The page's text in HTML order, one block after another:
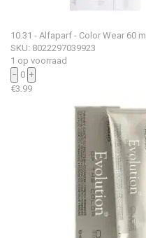
10.31 - Alfaparf - Color Wear 60 ml
SKU: 8022297039923
1 op voorraad
− 0 +
€3.99